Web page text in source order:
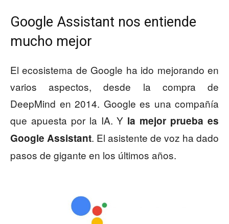
Google Assistant nos entiende
mucho mejor
El ecosistema de Google ha ido mejorando en
varios aspectos, desde la compra de
DeepMind en 2014. Google es una compañía
que apuesta por la IA. Y la mejor prueba es
Google Assistant. El asistente de voz ha dado
pasos de gigante en los últimos años.